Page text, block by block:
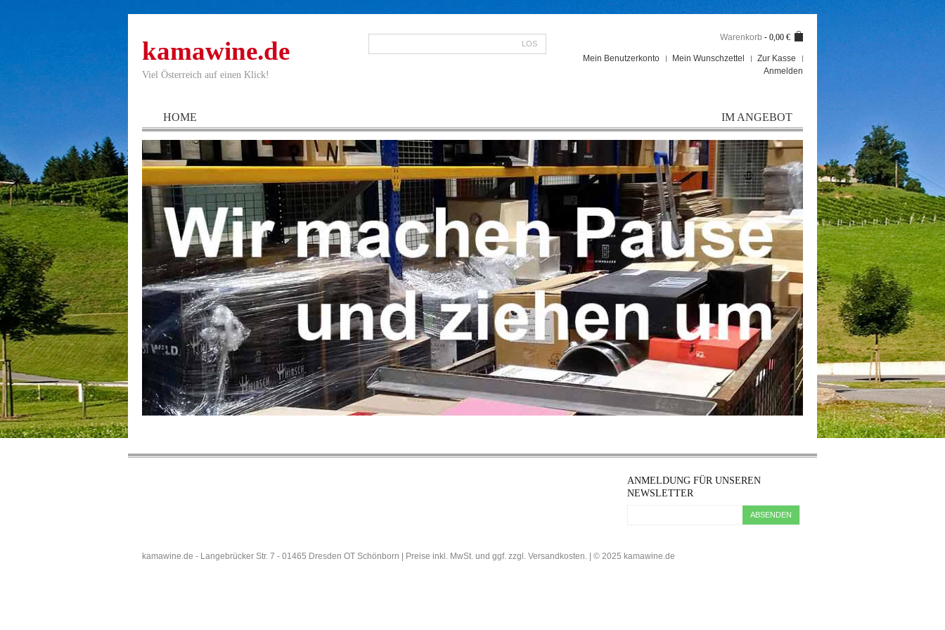
kamawine.de
Viel Österreich auf einen Klick!
LOS
Warenkorb - 0,00 €
Mein Benutzerkonto Mein Wunschzettel
Zur Kasse
Anmelden
HOME IM ANGEBOT
ANMELDUNG FÜR UNSEREN
NEWSLETTER
ABSENDEN
kamawine.de - Langebrücker Str. 7 - 01465 Dresden OT Schönborn | Preise inkl. MwSt. und ggf. zzgl. Versandkosten. | © 2025 kamawine.de